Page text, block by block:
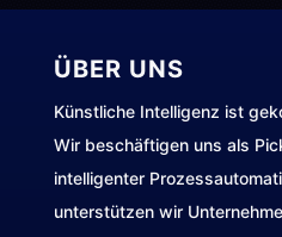
ÜBER UNS
Künstliche Intelligenz ist
Wir beschäftigen uns als
intelligenter
unterstützen wir